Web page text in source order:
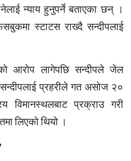
न्याय हुनुपर्ने बताएका छन् ।
स्टाटस राख्दै सन्दीपलाई
आरोप लागेपछि सन्दीपले जेल
प्रहरीले गत असोज २०
विमानस्थलबाट प्रक्राउ गरी
लिएको थियो ।